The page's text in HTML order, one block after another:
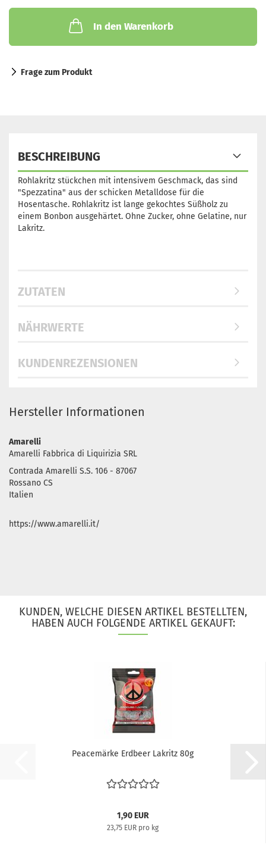
In den Warenkorb
Frage zum Produkt
BESCHREIBUNG
Rohlakritz stückchen mit intensivem Geschmack, das sind
"Spezzatina" aus der schicken Metalldose für die
Hosentasche. Rohlakritz ist lange gekochtes Süßholz zu
einem Bonbon ausgehärtet. Ohne Zucker, ohne Gelatine, nur
Lakritz.
ZUTATEN
NÄHRWERTE
KUNDENREZENSIONEN
Hersteller Informationen
Amarelli
Amarelli Fabbrica di Liquirizia SRL
Contrada Amarelli S.S. 106 - 87067
Rossano CS
Italien
https://www.amarelli.it/
KUNDEN, WELCHE DIESEN ARTIKEL BESTELLTEN,
HABEN AUCH FOLGENDE ARTIKEL GEKAUFT:
Peacemärke Erdbeer Lakritz 80g
1,90 EUR
23,75 EUR pro kg